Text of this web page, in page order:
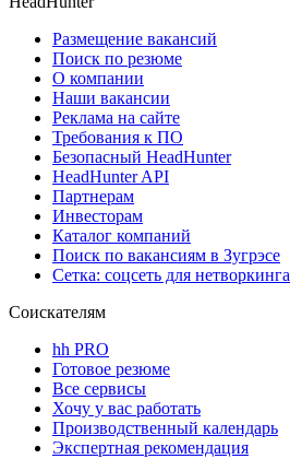
Размещение вакансий
Поиск по резюме
О компании
Наши вакансии
Реклама на сайте
Требования к ПО
Безопасный HeadHunter
HeadHunter API
Партнерам
Инвесторам
Каталог компаний
Поиск по вакансиям в Зугрэсе
Сетка: соцсеть для нетворкинга
Соискателям
hh PRO
Готовое резюме
Все сервисы
Хочу у вас работать
Производственный календарь
Экспертная рекомендация